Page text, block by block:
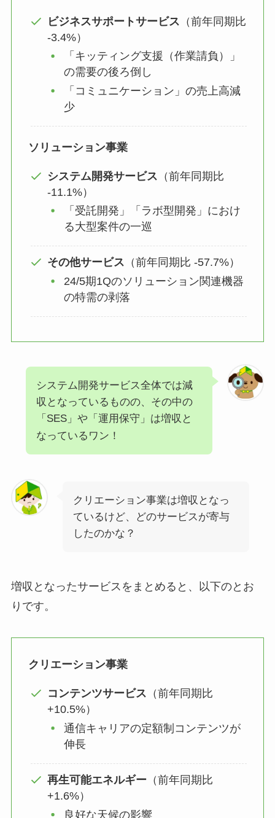
ビジネスサポートサービス （前年同期比
-3.4%）
「キッティング支援（作業請負）」
の需要の後ろ倒し
「コミュニケーション」の売上高減
少
ソリューション事業
システム開発サービス （前年同期比
-11.1%）
「受託開発」「ラボ型開発」におけ
る大型案件の一巡
その他サービス （前年同期比 -57.7%）
24/5期1Qのソリューション関連機器
の特需の剥落
システム開発サービス全体では減
収となっているものの、その中の
「SES」や「運用保守」は増収と
なっているワン！
クリエーション事業は増収となっ
ているけど、どのサービスが寄与
したのかな？
増収となったサービスをまとめると、以下のとお
りです。
クリエーション事業
コンテンツサービス （前年同期比
+10.5%）
通信キャリアの定額制コンテンツが
伸長
再生可能エネルギー （前年同期比
+1.6%）
良好な天候の影響